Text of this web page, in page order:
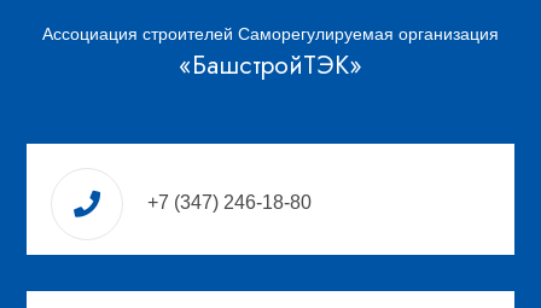
Ассоциация строителей Саморегулируемая организация
«БашстройТЭК»
+7 (347) 246-18-80